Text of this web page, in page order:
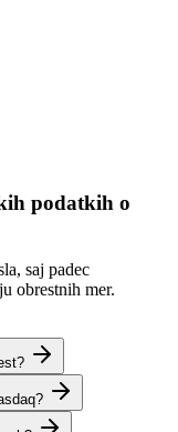
podatkih o
saj padec
obrestnih mer.